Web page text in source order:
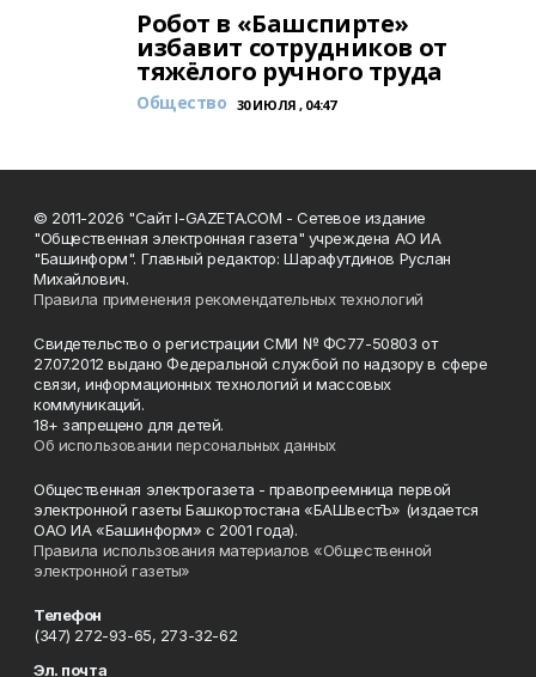
Робот в «Башспирте»
избавит сотрудников от
тяжёлого ручного труда
Общество 30 ИЮЛЯ , 04:47
© 2011-2026 "Сайт I-GAZETA.COM - Сетевое издание
"Общественная электронная газета" учреждена АО ИА
"Башинформ". Главный редактор: Шарафутдинов Руслан
Михайлович.
Правила применения рекомендательных технологий
Свидетельство о регистрации СМИ № ФС77-50803 от
27.07.2012 выдано Федеральной службой по надзору в сфере
связи, информационных технологий и массовых
коммуникаций.
18+ запрещено для детей.
Об использовании персональных данных
Общественная электрогазета - правопреемница первой
электронной газеты Башкортостана «БАШвестЪ» (издается
ОАО ИА «Башинформ» с 2001 года).
Правила использования материалов «Общественной
электронной газеты»
Телефон
(347) 272-93-65, 273-32-62
Эл. почта